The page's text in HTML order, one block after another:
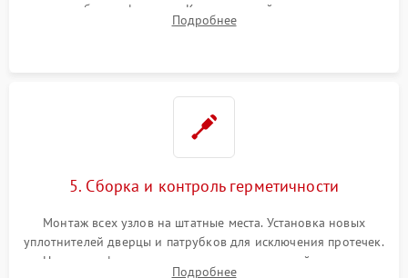
патрубках и фильтрах. Компонентный ремонт платы
управления, восстановление поврежденной проводки.
Подробнее
5. Сборка и контроль герметичности
Монтаж всех узлов на штатные места. Установка новых
уплотнителей дверцы и патрубков для исключения протечек.
Надежная фиксация хомутов гидравлической системы,
Подробнее